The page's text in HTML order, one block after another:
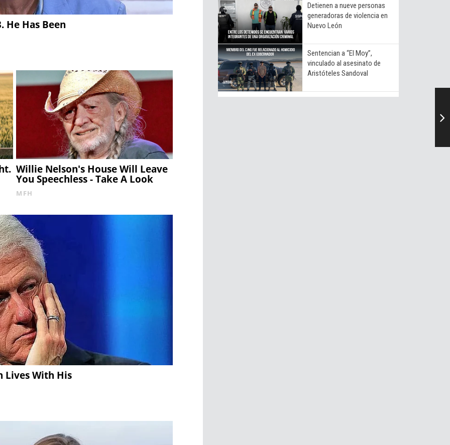
He Has Been
Willie Nelson's House Will Leave
You Speechless - Take A Look
MFH
Lives With His
Detienen a nueve personas
generadoras de violencia en
Nuevo León
Sentencian a “El Moy”,
vinculado al asesinato de
Aristóteles Sandoval